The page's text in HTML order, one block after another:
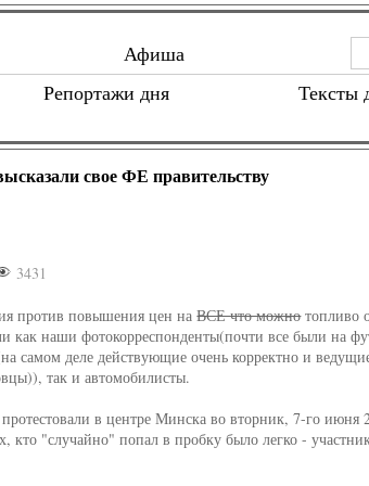
Афиша
Репортажи дня Тексты
свое ФЕ правительству
3431
против повышения цен наВСЕ что можнотопливо
как наши фотокорреспонденты(почти все были на
деле действующие очень корректно и
так и автомобилисты.
в центре Минска во вторник, 7-го июня
кто "случайно" попал в пробку было легко -